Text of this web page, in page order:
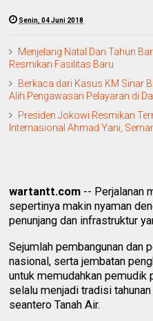
Senin, 04 Juni 2018
Menjelang Natal Dan Tahun
Resmikan Fasilitas Baru
Berkaca dari Kasus KM Sinar
Alih Pengawasan Pelayaran di
Presiden Jokowi Resmikan
Internasional Ahmad Yani,
wartantt.com -- Perjalanan
sepertinya makin nyaman
penunjang dan infrastruktur
Sejumlah pembangunan dan
nasional, serta jembatan
untuk memudahkan pemudik
selalu menjadi tradisi
seantero Tanah Air.